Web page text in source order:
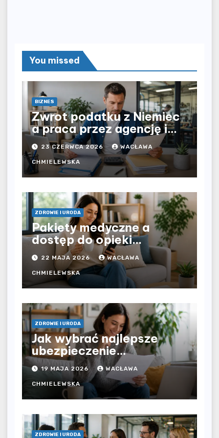
You missed
BIZNES
Zwrot podatku z Niemiec
a praca przez agencję i
bezpośrednio u
pracodawcy – jak
rozliczyć oba źródła
dochodu?
23 CZERWCA 2026 WACŁAWA
CHMIELEWSKA
ZDROWIE I URODA
Pakiety medyczne a
dostęp do opieki
zdrowotnej bez
ograniczeń czasowych –
czy prywatna opieka daje
większą swobodę?
22 MAJA 2026 WACŁAWA
CHMIELEWSKA
ZDROWIE I URODA
Jak wybrać najlepsze
ubezpieczenie
komunikacyjne i uniknąć
kosztownych błędów?
19 MAJA 2026 WACŁAWA
CHMIELEWSKA
ZDROWIE I URODA